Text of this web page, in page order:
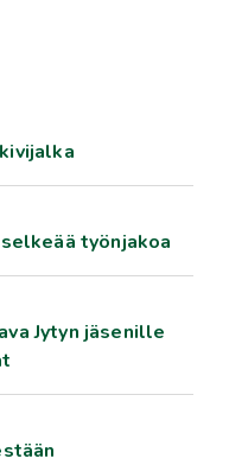
työnjakoa
Jytyn jäsenille